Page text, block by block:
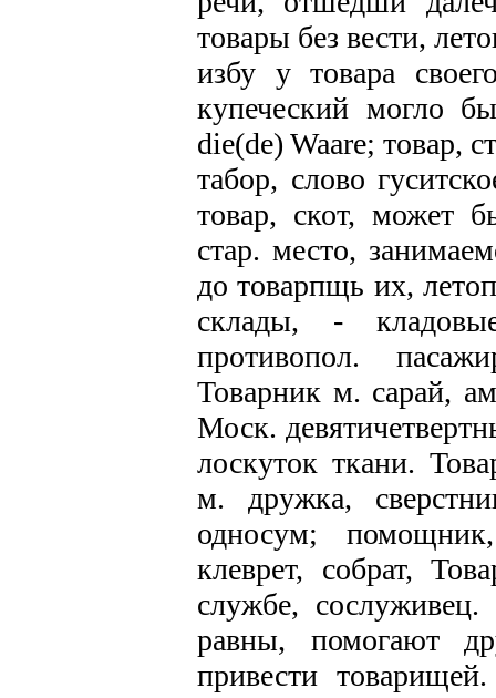
товары без вести,
избу у товара
купеческий могло
die(de) Waare; товар,
табор, слово
товар, скот, может
стар. место,
до товарпщь их,
склады, -
противопол.
Товарник м. сарай,
Моск.
лоскуток ткани.
м. дружка,
односум;
клеврет, собрат,
службе,
равны, помогают
привести